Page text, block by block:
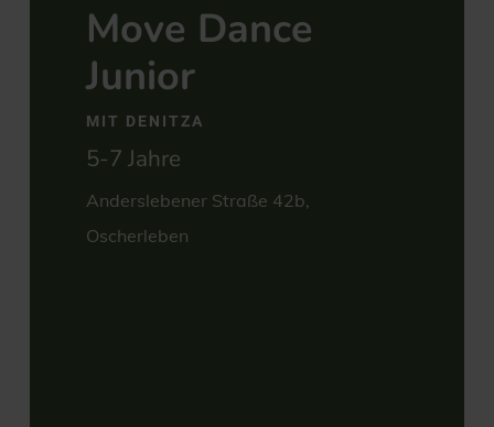
Move Dance
Junior
MIT DENITZA
5-7 Jahre
Anderslebener Straße 42b,
Oscherleben